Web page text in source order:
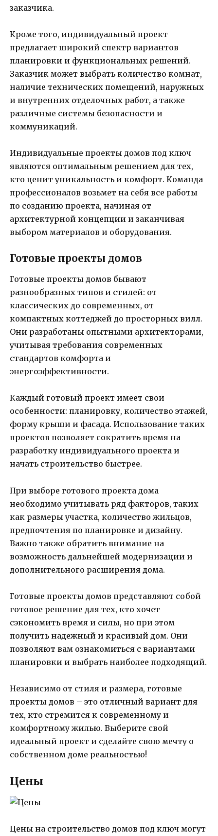
заказчика.
Кроме того, индивидуальный проект
предлагает широкий спектр вариантов
планировки и функциональных решений.
Заказчик может выбрать количество комнат,
наличие технических помещений, наружных
и внутренних отделочных работ, а также
различные системы безопасности и
коммуникаций.
Индивидуальные проекты домов под ключ
являются оптимальным решением для тех,
кто ценит уникальность и комфорт. Команда
профессионалов возьмет на себя все работы
по созданию проекта, начиная от
архитектурной концепции и заканчивая
выбором материалов и оборудования.
Готовые проекты домов
Готовые проекты домов бывают
разнообразных типов и стилей: от
классических до современных, от
компактных коттеджей до просторных вилл.
Они разработаны опытными архитекторами,
учитывая требования современных
стандартов комфорта и
энергоэффективности.
Каждый готовый проект имеет свои
особенности: планировку, количество этажей,
форму крыши и фасада. Использование таких
проектов позволяет сократить время на
разработку индивидуального проекта и
начать строительство быстрее.
При выборе готового проекта дома
необходимо учитывать ряд факторов, таких
как размеры участка, количество жильцов,
предпочтения по планировке и дизайну.
Важно также обратить внимание на
возможность дальнейшей модернизации и
дополнительного расширения дома.
Готовые проекты домов представляют собой
готовое решение для тех, кто хочет
сэкономить время и силы, но при этом
получить надежный и красивый дом. Они
позволяют вам ознакомиться с вариантами
планировки и выбрать наиболее подходящий.
Независимо от стиля и размера, готовые
проекты домов – это отличный вариант для
тех, кто стремится к современному и
комфортному жилью. Выберите свой
идеальный проект и сделайте свою мечту о
собственном доме реальностью!
Цены
Цены на строительство домов под ключ могут